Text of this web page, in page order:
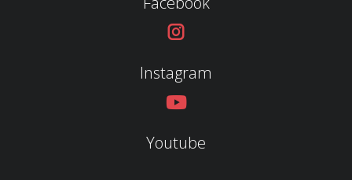
Instagram
Youtube